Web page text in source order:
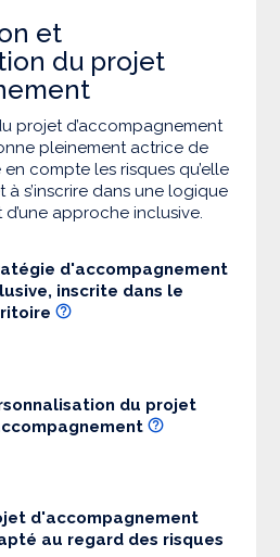
et
du projet
projet d’accompagnement
pleinement actrice de
compte les risques qu’elle
s’inscrire dans une logique
approche inclusive.
d'accompagnement
inscrite dans le
du projet
d'accompagnement
au regard des risques